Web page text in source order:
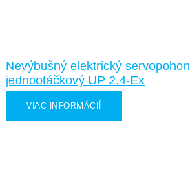
Nevýbušný elektrický servopohon
jednootáčkový UP 2.4-Ex
VIAC INFORMÁCIÍ